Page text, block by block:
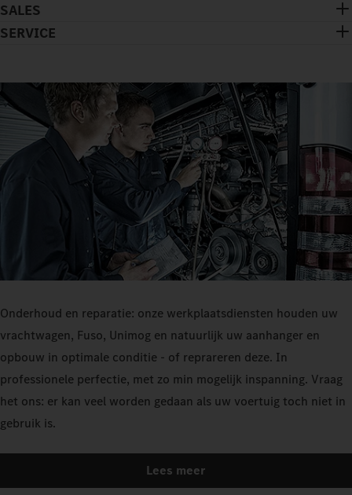
SALES
SERVICE
Onderhoud en reparatie: onze werkplaatsdiensten houden uw
vrachtwagen, Fuso, Unimog en natuurlijk uw aanhanger en
opbouw in optimale conditie - of reprareren deze. In
professionele perfectie, met zo min mogelijk inspanning. Vraag
het ons: er kan veel worden gedaan als uw voertuig toch niet in
gebruik is.
Lees meer